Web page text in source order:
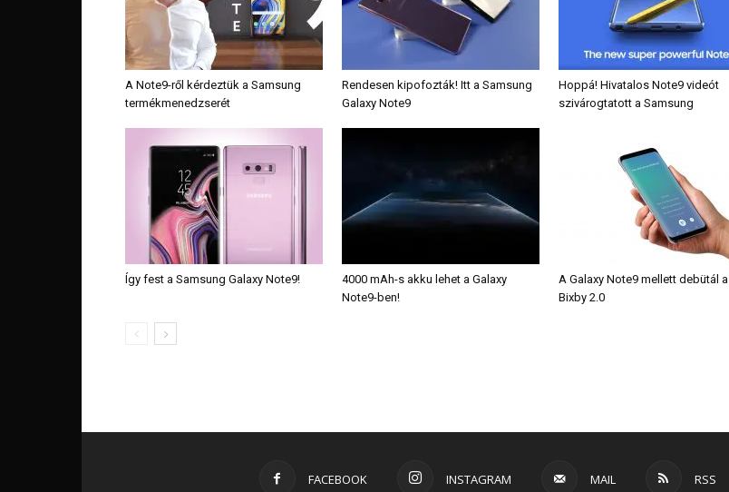
A Note9-ről kérdeztük a Samsung
termékmenedzserét
Rendesen kipofozták! Itt a Samsung
Galaxy Note9
Hoppá! Hivatalos Note9 videót
szivárogtatott a Samsung
Így fest a Samsung Galaxy Note9!
4000 mAh-s akku lehet a Galaxy
Note9-ben!
A Galaxy Note9 mellett debütál a
Bixby 2.0
FACEBOOK INSTAGRAM MAIL RSS